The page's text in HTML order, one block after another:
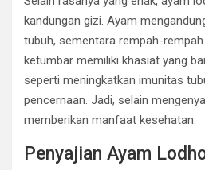
kandungan gizi. Ayam
tubuh, sementara rempah-
ketumbar memiliki khasiat yang
seperti meningkatkan imunitas
pencernaan. Jadi, selain
memberikan manfaat kesehatan.
Penyajian Ayam